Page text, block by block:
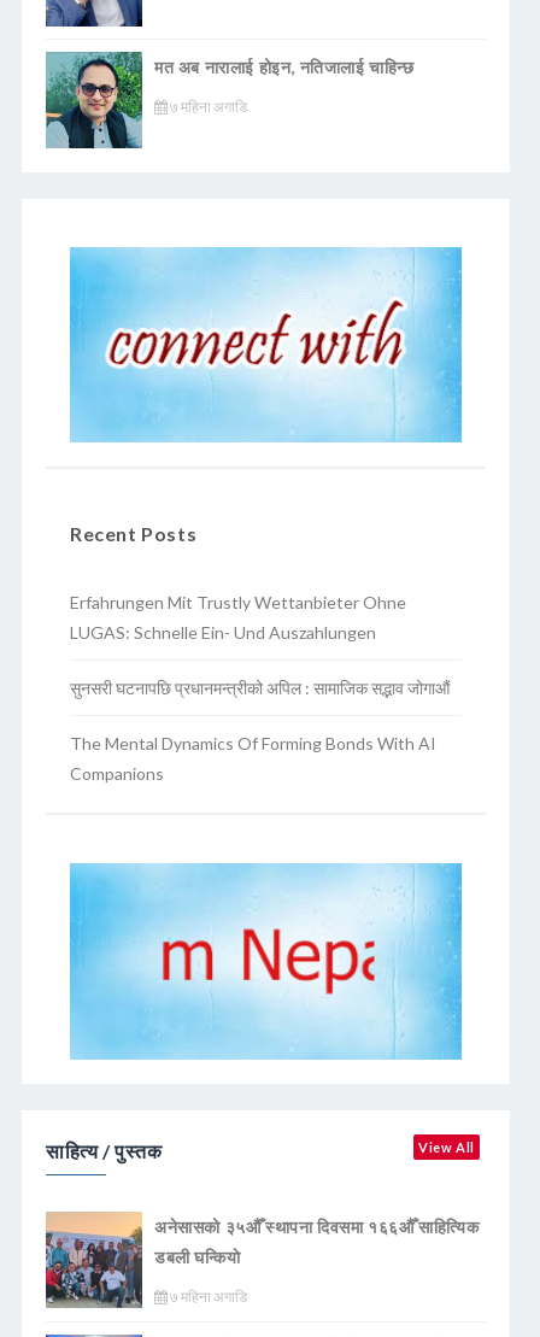
मत अब नारालाई होइन, नतिजालाई चाहिन्छ
७ महिना अगाडि
Recent Posts
Erfahrungen Mit Trustly Wettanbieter Ohne
LUGAS: Schnelle Ein- Und Auszahlungen
सुनसरी घटनापछि प्रधानमन्त्रीको अपिल : सामाजिक सद्भाव जोगाऔं
The Mental Dynamics Of Forming Bonds With AI
Companions
साहित्य / पुस्तक View All
अनेसासको ३५औँ स्थापना दिवसमा १६६औँ साहित्यिक
डबली घन्कियाे
७ महिना अगाडि